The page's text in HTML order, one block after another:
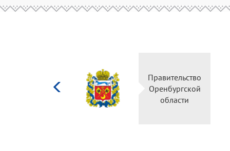
культуры
Российской
Правительство
Оренбургской
области